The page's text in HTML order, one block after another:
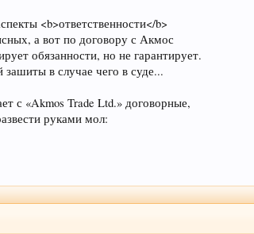
<b>ответственности</b>
а вот по договору с Акмос
обязанности, но не гарантирует.
в случае чего в суде...
«Akmos Trade Ltd.» договорные,
руками мол: